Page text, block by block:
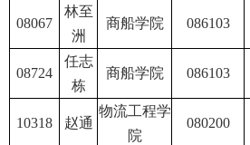
08067
林至
洲
商船学院 086103
08724
任志
栋
商船学院 086103
10318 赵通
物流工程学
院
080200